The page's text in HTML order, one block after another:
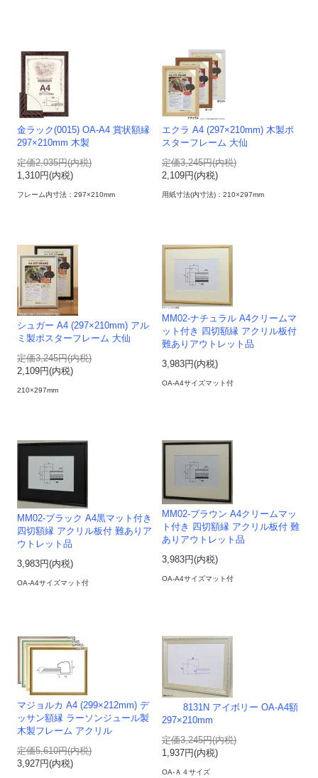
金ラック(0015) OA-A4 賞状額縁
297×210mm 木製
定価2,035円(内税)
1,310円(内税)
フレーム内寸法：297×210mm
エクラ A4 (297×210mm) 木製ポ
スターフレーム 大仙
定価3,245円(内税)
2,109円(内税)
用紙寸法(内寸法)：210×297mm
シュガー A4 (297×210mm) アル
ミ製ポスターフレーム 大仙
定価3,245円(内税)
2,109円(内税)
210×297mm
MM02-ナチュラル A4クリームマ
ット付き 四切額縁 アクリル板付
難ありアウトレット品
3,983円(内税)
OA-A4サイズマット付
MM02-ブラック A4黒マット付き
四切額縁 アクリル板付 難ありア
ウトレット品
3,983円(内税)
OA-A4サイズマット付
MM02-ブラウン A4クリームマッ
ト付き 四切額縁 アクリル板付 難
ありアウトレット品
3,983円(内税)
OA-A4サイズマット付
マジョルカ A4 (299×212mm) デ
ッサン額縁 ラーソンジュール製
木製フレーム アクリル
定価5,610円(内税)
3,927円(内税)
8131N アイボリー OA-A4額
297×210mm
定価3,245円(内税)
1,937円(内税)
OA-Ａ４サイズ